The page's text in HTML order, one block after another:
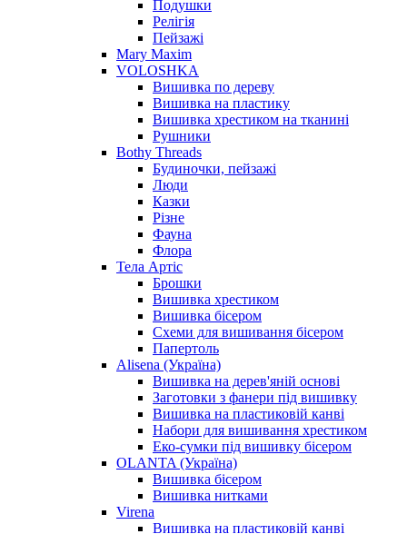
Подушки
Релігія
Пейзажі
Mary Maxim
VOLOSHKA
Вишивка по дереву
Вишивка на пластику
Вишивка хрестиком на тканині
Рушники
Bothy Threads
Будиночки, пейзажі
Люди
Казки
Різне
Фауна
Флора
Тела Артіс
Брошки
Вишивка хрестиком
Вишивка бісером
Схеми для вишивання бісером
Папертоль
Alisena (Україна)
Вишивка на дерев'яній основі
Заготовки з фанери під вишивку
Вишивка на пластиковій канві
Набори для вишивання хрестиком
Еко-сумки під вишивку бісером
OLANTA (Україна)
Вишивка бісером
Вишивка нитками
Virena
Вишивка на пластиковій канві